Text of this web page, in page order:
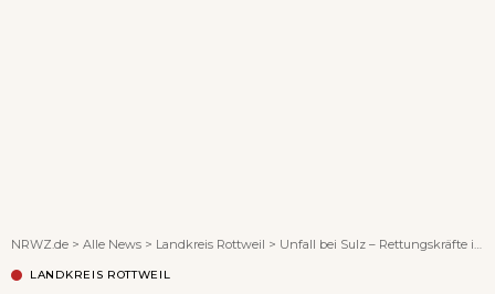
NRWZ.de > Alle News > Landkreis Rottweil > Unfall bei Sulz – Rettungskräfte im Großeinsatz
LANDKREIS ROTTWEIL